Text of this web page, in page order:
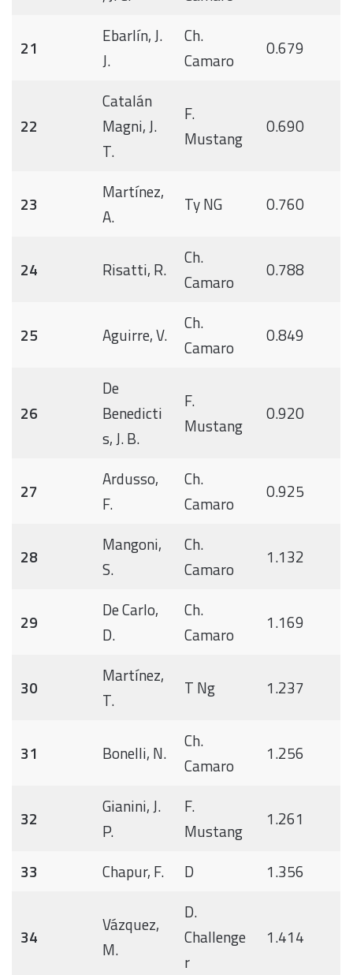
21
Ebarlín, J.
J.
Ch.
Camaro
0.679
22
Catalán
Magni, J.
T.
F.
Mustang
0.690
23
Martínez,
A.
Ty NG 0.760
24 Risatti, R.
Ch.
Camaro
0.788
25 Aguirre, V.
Ch.
Camaro
0.849
26
De
Benedicti
s, J. B.
F.
Mustang
0.920
27
Ardusso,
F.
Ch.
Camaro
0.925
28
Mangoni,
S.
Ch.
Camaro
1.132
29
De Carlo,
D.
Ch.
Camaro
1.169
30
Martínez,
T.
T Ng 1.237
31 Bonelli, N.
Ch.
Camaro
1.256
32
Gianini, J.
P.
F.
Mustang
1.261
33 Chapur, F. D 1.356
34
Vázquez,
M.
D.
Challenge
r
1.414